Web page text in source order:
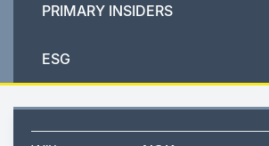
PRIMARY INSIDERS
ESG